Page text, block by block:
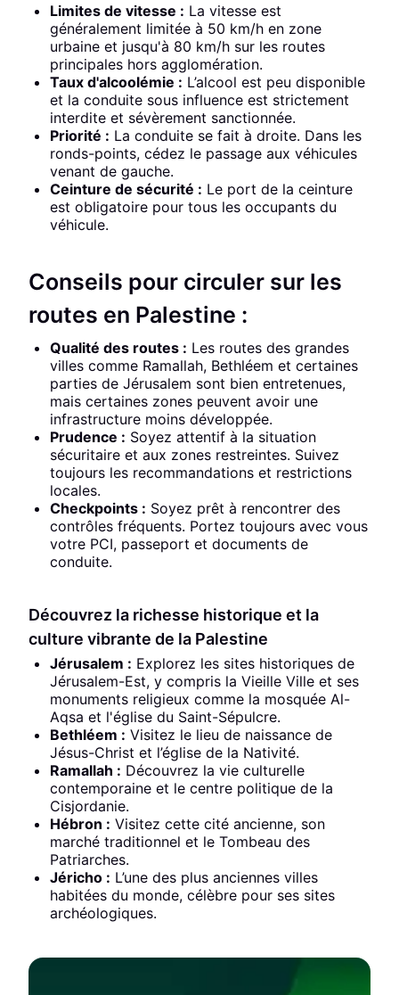
Limites de vitesse : La vitesse est
généralement limitée à 50 km/h en zone
urbaine et jusqu'à 80 km/h sur les routes
principales hors agglomération.
Taux d'alcoolémie : L’alcool est peu disponible
et la conduite sous influence est strictement
interdite et sévèrement sanctionnée.
Priorité : La conduite se fait à droite. Dans les
ronds-points, cédez le passage aux véhicules
venant de gauche.
Ceinture de sécurité : Le port de la ceinture
est obligatoire pour tous les occupants du
véhicule.
Conseils pour circuler sur les
routes en Palestine :
Qualité des routes : Les routes des grandes
villes comme Ramallah, Bethléem et certaines
parties de Jérusalem sont bien entretenues,
mais certaines zones peuvent avoir une
infrastructure moins développée.
Prudence : Soyez attentif à la situation
sécuritaire et aux zones restreintes. Suivez
toujours les recommandations et restrictions
locales.
Checkpoints : Soyez prêt à rencontrer des
contrôles fréquents. Portez toujours avec vous
votre PCI, passeport et documents de
conduite.
Découvrez la richesse historique et la
culture vibrante de la Palestine
Jérusalem : Explorez les sites historiques de
Jérusalem-Est, y compris la Vieille Ville et ses
monuments religieux comme la mosquée Al-
Aqsa et l'église du Saint-Sépulcre.
Bethléem : Visitez le lieu de naissance de
Jésus-Christ et l’église de la Nativité.
Ramallah : Découvrez la vie culturelle
contemporaine et le centre politique de la
Cisjordanie.
Hébron : Visitez cette cité ancienne, son
marché traditionnel et le Tombeau des
Patriarches.
Jéricho : L’une des plus anciennes villes
habitées du monde, célèbre pour ses sites
archéologiques.